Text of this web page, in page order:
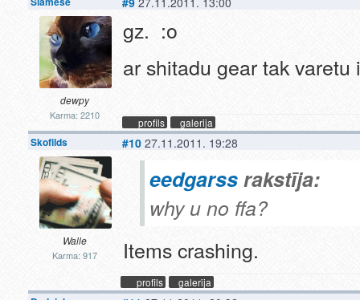
dewpy
Karma: 2210
gz. :o
ar shitadu gear tak
profils galerija
Skofilds
Walle
Karma: 917
#10 27.11.2011. 19:28
eedgarssrakstīja:
why u no ffa?
Items crashing.
profils galerija